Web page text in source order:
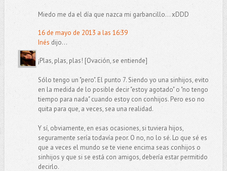
Miedo me da el día que nazca mi garbancillo... xDDD
16 de mayo de 2013 a las 16:39
Inés dijo...
¡Plas, plas, plas! [Ovación, se entiende]
Sólo tengo un "pero". El punto 7. Siendo yo una sinhijos, evito
en la medida de lo posible decir "estoy agotado" o "no tengo
tiempo para nada" cuando estoy con conhijos. Pero eso no
quita para que, a veces, sea una realidad.
Y sí, obviamente, en esas ocasiones, si tuviera hijos,
seguramente sería todavía peor. O no, no lo sé. Lo que sé es
que a veces el mundo se te viene encima seas conhijos o
sinhijos y que si se está con amigos, debería estar permitido
decirlo.